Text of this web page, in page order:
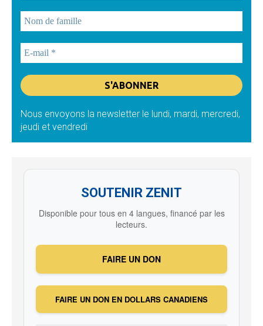
Nous envoyons la newsletter le lundi, mardi, mercredi,
jeudi et vendredi
SOUTENIR ZENIT
Disponible pour tous en 4 langues, financé par les
lecteurs.
FAIRE UN DON
FAIRE UN DON EN DOLLARS CANADIENS